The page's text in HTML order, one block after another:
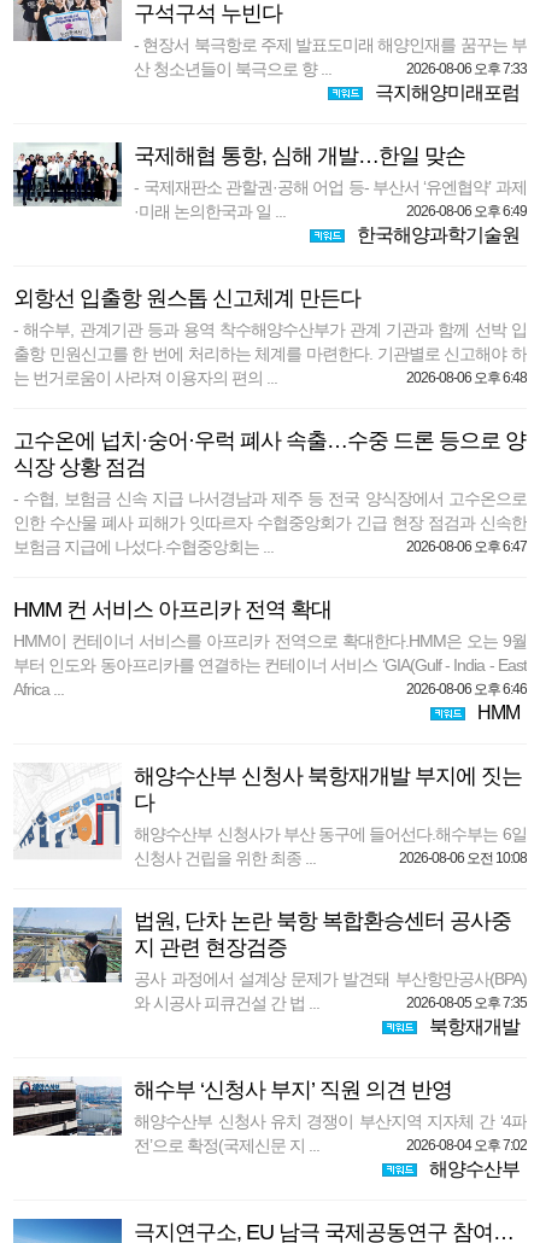
구석구석 누빈다
- 현장서 북극항로 주제 발표도미래 해양인재를 꿈꾸는 부
산 청소년들이 북극으로 향 ...
2026-08-06 오후 7:33
극지해양미래포럼
국제해협 통항, 심해 개발…한일 맞손
- 국제재판소 관할권·공해 어업 등- 부산서 ‘유엔협약’ 과제
·미래 논의한국과 일 ...
2026-08-06 오후 6:49
한국해양과학기술원
외항선 입출항 원스톱 신고체계 만든다
- 해수부, 관계기관 등과 용역 착수해양수산부가 관계 기관과 함께 선박 입
출항 민원신고를 한 번에 처리하는 체계를 마련한다. 기관별로 신고해야 하
는 번거로움이 사라져 이용자의 편의 ...
2026-08-06 오후 6:48
고수온에 넙치·숭어·우럭 폐사 속출…수중 드론 등으로 양
식장 상황 점검
- 수협, 보험금 신속 지급 나서경남과 제주 등 전국 양식장에서 고수온으로
인한 수산물 폐사 피해가 잇따르자 수협중앙회가 긴급 현장 점검과 신속한
보험금 지급에 나섰다.수협중앙회는 ...
2026-08-06 오후 6:47
HMM 컨 서비스 아프리카 전역 확대
HMM이 컨테이너 서비스를 아프리카 전역으로 확대한다.HMM은 오는 9월
부터 인도와 동아프리카를 연결하는 컨테이너 서비스 ‘GIA(Gulf - India - East
Africa ...
2026-08-06 오후 6:46
HMM
해양수산부 신청사 북항재개발 부지에 짓는
다
해양수산부 신청사가 부산 동구에 들어선다.해수부는 6일
신청사 건립을 위한 최종 ...
2026-08-06 오전 10:08
법원, 단차 논란 북항 복합환승센터 공사중
지 관련 현장검증
공사 과정에서 설계상 문제가 발견돼 부산항만공사(BPA)
와 시공사 피큐건설 간 법 ...
2026-08-05 오후 7:35
북항재개발
해수부 ‘신청사 부지’ 직원 의견 반영
해양수산부 신청사 유치 경쟁이 부산지역 지자체 간 ‘4파
전’으로 확정(국제신문 지 ...
2026-08-04 오후 7:02
해양수산부
극지연구소, EU 남극 국제공동연구 참여…